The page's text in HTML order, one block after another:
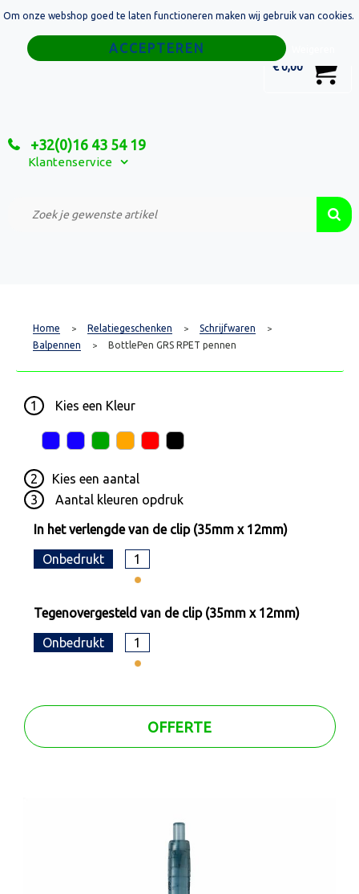
€ 0,00
+32(0)16 43 54 19
Klantenservice
Home
Relatiegeschenken
Custom Made Projecten
Home > Relatiegeschenken > Schrijfwaren >
Balpennen > BottlePen GRS RPET pennen
1 Kies een Kleur
2 Kies een aantal
3
Aantal kleuren opdruk
In het verlengde van de clip (35mm x 12mm)
Onbedrukt 1
Tegenovergesteld van de clip (35mm x 12mm)
Onbedrukt 1
OFFERTE
Om onze webshop goed te laten functioneren maken wij gebruik van cookies.